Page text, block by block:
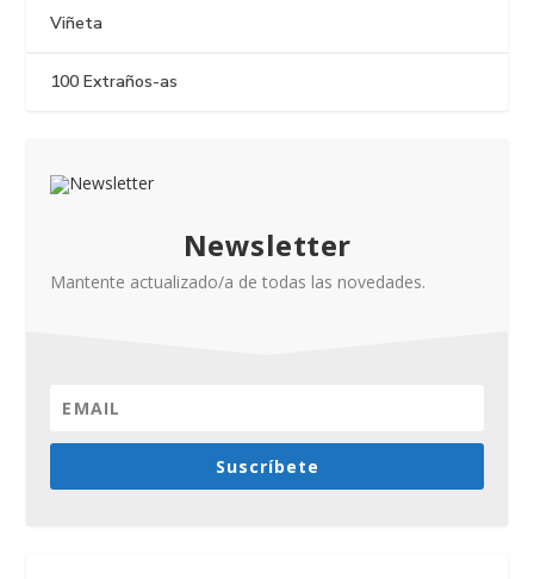
Viñeta
100 Extraños-as
Newsletter
Mantente actualizado/a de todas las novedades.
Suscríbete